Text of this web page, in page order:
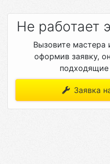
Не работает
Вызовите мастера
оформив заявку,
подходящие
Заявка